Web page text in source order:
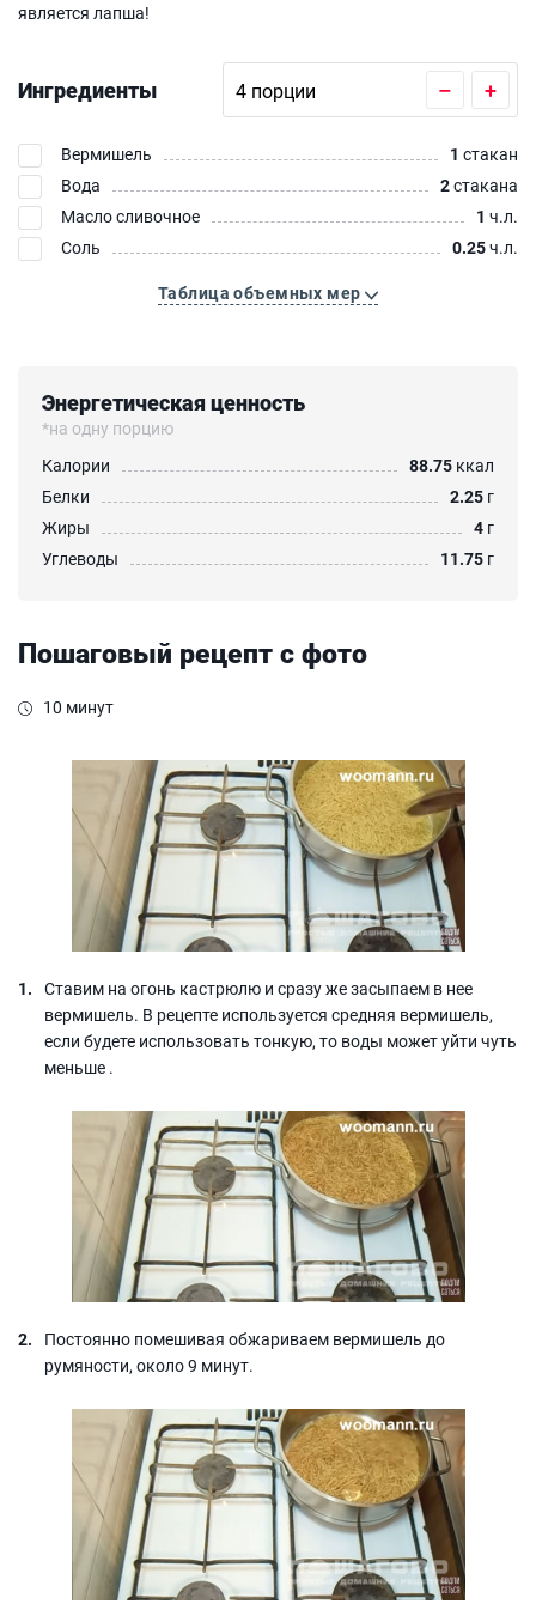
является лапша!
Ингредиенты – +
Вермишель 1 стакан
Вода
2стакана
Масло сливочное
1 ч.л.
Соль
0.25ч.л.
Таблица объемных мер
Энергетическая ценность
*на одну порцию
Калории
88.75 ккал
Белки
2.25 г
Жиры
4 г
Углеводы
11.75 г
Пошаговый рецепт с фото
10 минут
Ставим на огонь кастрюлю и сразу же засыпаем в нее
вермишель. В рецепте используется средняя вермишель,
если будете использовать тонкую, то воды может уйти чуть
меньше .
Постоянно помешивая обжариваем вермишель до
румяности, около 9 минут.